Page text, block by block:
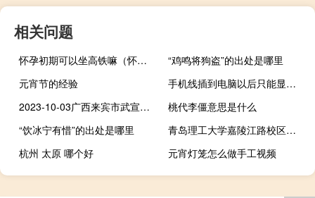
相关问题
怀孕初期可以坐高铁嘛（怀孕初期可以坐飞机吗）
“鸡鸣将狗盗”的出处是哪里
元宵节的经验
手机线插到电脑以后只能显示充电（手机数据线连接电脑只显示充电）
2023-10-03广西来宾市武宣县(松树菌)的报价是多少
桃代李僵意思是什么
“饮冰宁有惜”的出处是哪里
青岛理工大学嘉陵江路校区宿舍（青岛理工大学嘉陵江路校区）
杭州 太原 哪个好
元宵灯笼怎么做手工视频